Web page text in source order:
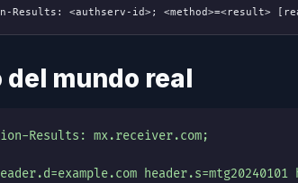
Results: <authserv-id>; <method>=<result>
del mundo real
Results: mx.receiver.com;